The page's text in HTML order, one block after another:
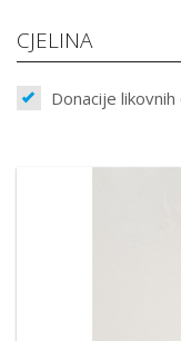
CJELINA
Donacije